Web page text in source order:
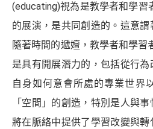
(educating)視為是教學者和學
的展演，是共同創造的。這意謂
隨著時間的遞嬗，教學者和學
是具有開展潛力的，包括從行
自身如何意會所處的專業世界
「空間」的創造，特別是人與
將在脈絡中提供了學習改變與